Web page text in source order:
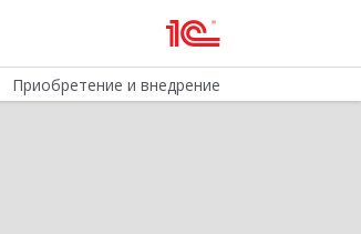
Приобретение и внедрение